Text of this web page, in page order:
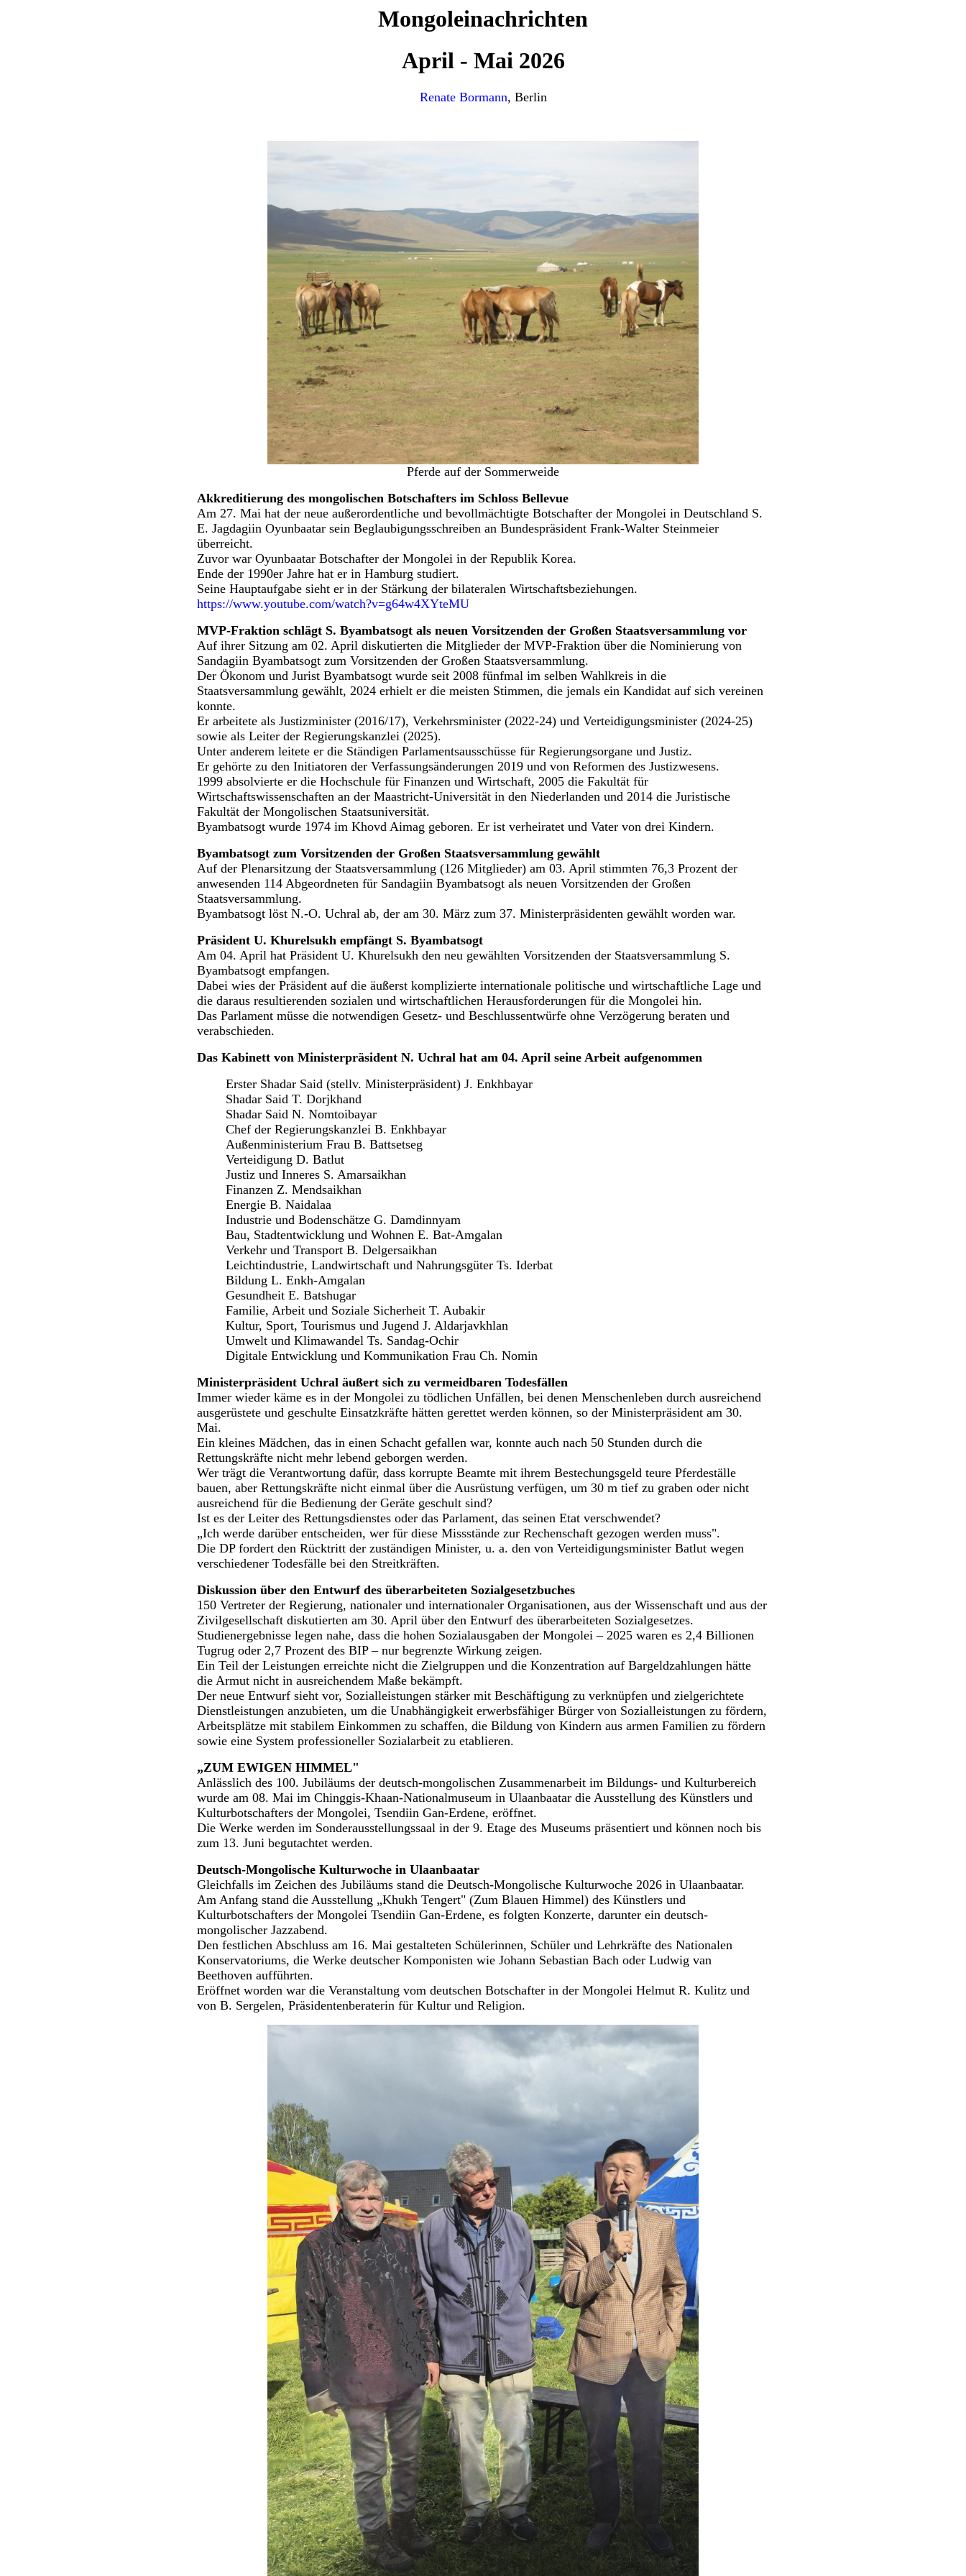
Mongoleinachrichten
April - Mai 2026
Renate Bormann, Berlin
Pferde auf der Sommerweide
Akkreditierung des mongolischen Botschafters im Schloss Bellevue
Am 27. Mai hat der neue außerordentliche und bevollmächtigte Botschafter der Mongolei in Deutschland S.
E. Jagdagiin Oyunbaatar sein Beglaubigungsschreiben an Bundespräsident Frank-Walter Steinmeier
überreicht.
Zuvor war Oyunbaatar Botschafter der Mongolei in der Republik Korea.
Ende der 1990er Jahre hat er in Hamburg studiert.
Seine Hauptaufgabe sieht er in der Stärkung der bilateralen Wirtschaftsbeziehungen.
https://www.youtube.com/watch?v=g64w4XYteMU
MVP-Fraktion schlägt S. Byambatsogt als neuen Vorsitzenden der Großen Staatsversammlung vor
Auf ihrer Sitzung am 02. April diskutierten die Mitglieder der MVP-Fraktion über die Nominierung von
Sandagiin Byambatsogt zum Vorsitzenden der Großen Staatsversammlung.
Der Ökonom und Jurist Byambatsogt wurde seit 2008 fünfmal im selben Wahlkreis in die
Staatsversammlung gewählt, 2024 erhielt er die meisten Stimmen, die jemals ein Kandidat auf sich vereinen
konnte.
Er arbeitete als Justizminister (2016/17), Verkehrsminister (2022-24) und Verteidigungsminister (2024-25)
sowie als Leiter der Regierungskanzlei (2025).
Unter anderem leitete er die Ständigen Parlamentsausschüsse für Regierungsorgane und Justiz.
Er gehörte zu den Initiatoren der Verfassungsänderungen 2019 und von Reformen des Justizwesens.
1999 absolvierte er die Hochschule für Finanzen und Wirtschaft, 2005 die Fakultät für
Wirtschaftswissenschaften an der Maastricht-Universität in den Niederlanden und 2014 die Juristische
Fakultät der Mongolischen Staatsuniversität.
Byambatsogt wurde 1974 im Khovd Aimag geboren. Er ist verheiratet und Vater von drei Kindern.
Byambatsogt zum Vorsitzenden der Großen Staatsversammlung gewählt
Auf der Plenarsitzung der Staatsversammlung (126 Mitglieder) am 03. April stimmten 76,3 Prozent der
anwesenden 114 Abgeordneten für Sandagiin Byambatsogt als neuen Vorsitzenden der Großen
Staatsversammlung.
Byambatsogt löst N.-O. Uchral ab, der am 30. März zum 37. Ministerpräsidenten gewählt worden war.
Präsident U. Khurelsukh empfängt S. Byambatsogt
Am 04. April hat Präsident U. Khurelsukh den neu gewählten Vorsitzenden der Staatsversammlung S.
Byambatsogt empfangen.
Dabei wies der Präsident auf die äußerst komplizierte internationale politische und wirtschaftliche Lage und
die daraus resultierenden sozialen und wirtschaftlichen Herausforderungen für die Mongolei hin.
Das Parlament müsse die notwendigen Gesetz- und Beschlussentwürfe ohne Verzögerung beraten und
verabschieden.
Das Kabinett von Ministerpräsident N. Uchral hat am 04. April seine Arbeit aufgenommen
Erster Shadar Said (stellv. Ministerpräsident) J. Enkhbayar
Shadar Said T. Dorjkhand
Shadar Said N. Nomtoibayar
Chef der Regierungskanzlei B. Enkhbayar
Außenministerium Frau B. Battsetseg
Verteidigung D. Batlut
Justiz und Inneres S. Amarsaikhan
Finanzen Z. Mendsaikhan
Energie B. Naidalaa
Industrie und Bodenschätze G. Damdinnyam
Bau, Stadtentwicklung und Wohnen E. Bat-Amgalan
Verkehr und Transport B. Delgersaikhan
Leichtindustrie, Landwirtschaft und Nahrungsgüter Ts. Iderbat
Bildung L. Enkh-Amgalan
Gesundheit E. Batshugar
Familie, Arbeit und Soziale Sicherheit T. Aubakir
Kultur, Sport, Tourismus und Jugend J. Aldarjavkhlan
Umwelt und Klimawandel Ts. Sandag-Ochir
Digitale Entwicklung und Kommunikation Frau Ch. Nomin
Ministerpräsident Uchral äußert sich zu vermeidbaren Todesfällen
Immer wieder käme es in der Mongolei zu tödlichen Unfällen, bei denen Menschenleben durch ausreichend
ausgerüstete und geschulte Einsatzkräfte hätten gerettet werden können, so der Ministerpräsident am 30.
Mai.
Ein kleines Mädchen, das in einen Schacht gefallen war, konnte auch nach 50 Stunden durch die
Rettungskräfte nicht mehr lebend geborgen werden.
Wer trägt die Verantwortung dafür, dass korrupte Beamte mit ihrem Bestechungsgeld teure Pferdeställe
bauen, aber Rettungskräfte nicht einmal über die Ausrüstung verfügen, um 30 m tief zu graben oder nicht
ausreichend für die Bedienung der Geräte geschult sind?
Ist es der Leiter des Rettungsdienstes oder das Parlament, das seinen Etat verschwendet?
„Ich werde darüber entscheiden, wer für diese Missstände zur Rechenschaft gezogen werden muss".
Die DP fordert den Rücktritt der zuständigen Minister, u. a. den von Verteidigungsminister Batlut wegen
verschiedener Todesfälle bei den Streitkräften.
Diskussion über den Entwurf des überarbeiteten Sozialgesetzbuches
150 Vertreter der Regierung, nationaler und internationaler Organisationen, aus der Wissenschaft und aus der
Zivilgesellschaft diskutierten am 30. April über den Entwurf des überarbeiteten Sozialgesetzes.
Studienergebnisse legen nahe, dass die hohen Sozialausgaben der Mongolei – 2025 waren es 2,4 Billionen
Tugrug oder 2,7 Prozent des BIP – nur begrenzte Wirkung zeigen.
Ein Teil der Leistungen erreichte nicht die Zielgruppen und die Konzentration auf Bargeldzahlungen hätte
die Armut nicht in ausreichendem Maße bekämpft.
Der neue Entwurf sieht vor, Sozialleistungen stärker mit Beschäftigung zu verknüpfen und zielgerichtete
Dienstleistungen anzubieten, um die Unabhängigkeit erwerbsfähiger Bürger von Sozialleistungen zu fördern,
Arbeitsplätze mit stabilem Einkommen zu schaffen, die Bildung von Kindern aus armen Familien zu fördern
sowie eine System professioneller Sozialarbeit zu etablieren.
„ZUM EWIGEN HIMMEL"
Anlässlich des 100. Jubiläums der deutsch-mongolischen Zusammenarbeit im Bildungs- und Kulturbereich
wurde am 08. Mai im Chinggis-Khaan-Nationalmuseum in Ulaanbaatar die Ausstellung des Künstlers und
Kulturbotschafters der Mongolei, Tsendiin Gan-Erdene, eröffnet.
Die Werke werden im Sonderausstellungssaal in der 9. Etage des Museums präsentiert und können noch bis
zum 13. Juni begutachtet werden.
Deutsch-Mongolische Kulturwoche in Ulaanbaatar
Gleichfalls im Zeichen des Jubiläums stand die Deutsch-Mongolische Kulturwoche 2026 in Ulaanbaatar.
Am Anfang stand die Ausstellung „Khukh Tengert" (Zum Blauen Himmel) des Künstlers und
Kulturbotschafters der Mongolei Tsendiin Gan-Erdene, es folgten Konzerte, darunter ein deutsch-
mongolischer Jazzabend.
Den festlichen Abschluss am 16. Mai gestalteten Schülerinnen, Schüler und Lehrkräfte des Nationalen
Konservatoriums, die Werke deutscher Komponisten wie Johann Sebastian Bach oder Ludwig van
Beethoven aufführten.
Eröffnet worden war die Veranstaltung vom deutschen Botschafter in der Mongolei Helmut R. Kulitz und
von B. Sergelen, Präsidentenberaterin für Kultur und Religion.